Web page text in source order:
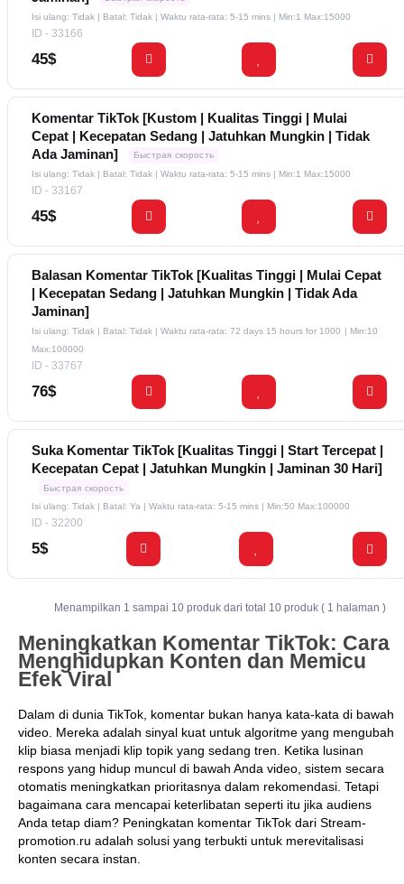
Isi ulang: Tidak | Batal: Tidak | Waktu rata-rata: 5-15 mins | Min:1 Max:15000
ID - 33166
45$
Komentar TikTok [Kustom | Kualitas Tinggi | Mulai
Cepat | Kecepatan Sedang | Jatuhkan Mungkin | Tidak
Ada Jaminan]
Быстрая скорость
Isi ulang: Tidak | Batal: Tidak | Waktu rata-rata: 5-15 mins | Min:1 Max:15000
ID - 33167
45$
Balasan Komentar TikTok [Kualitas Tinggi | Mulai Cepat
| Kecepatan Sedang | Jatuhkan Mungkin | Tidak Ada
Jaminan]
Isi ulang: Tidak | Batal: Tidak | Waktu rata-rata: 72 days 15 hours for 1000 | Min:10
Max:100000
ID - 33767
76$
Suka Komentar TikTok [Kualitas Tinggi | Start Tercepat |
Kecepatan Cepat | Jatuhkan Mungkin | Jaminan 30 Hari]
Быстрая скорость
Isi ulang: Tidak | Batal: Ya | Waktu rata-rata: 5-15 mins | Min:50 Max:100000
ID - 32200
5$
Menampilkan 1 sampai 10 produk dari total 10 produk ( 1 halaman )
Meningkatkan Komentar TikTok: Cara
Menghidupkan Konten dan Memicu
Efek Viral
Dalam di dunia TikTok, komentar bukan hanya kata-kata di bawah
video. Mereka adalah sinyal kuat untuk algoritme yang mengubah
klip biasa menjadi klip topik yang sedang tren. Ketika lusinan
respons yang hidup muncul di bawah Anda video, sistem secara
otomatis meningkatkan prioritasnya dalam rekomendasi. Tetapi
bagaimana cara mencapai keterlibatan seperti itu jika audiens
Anda tetap diam? Peningkatan komentar TikTok dari Stream-
promotion.ru adalah solusi yang terbukti untuk merevitalisasi
konten secara instan.